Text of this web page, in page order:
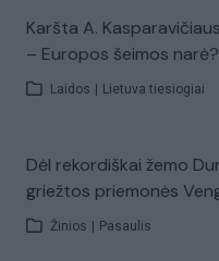
Karšta A.
– Europos šeimos narė?
Laidos Lietuva tiesiogiai
Dėl rekordiškai žemo
griežtos priemonės
Žinios Pasaulis